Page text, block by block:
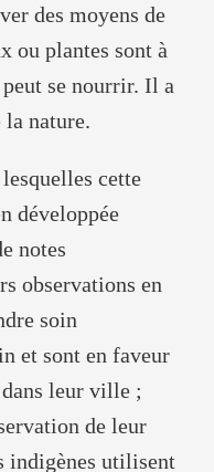
des moyens de
ou plantes sont à
se nourrir. Il a
la nature.
cette
développée
notes
observations en
soin
et sont en faveur
leur ville ;
de leur
indigènes utilisent